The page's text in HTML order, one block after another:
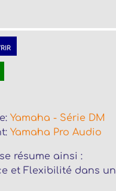
Yamaha - Série DM
Yamaha Pro Audio
résume ainsi :
et Flexibilité dans un